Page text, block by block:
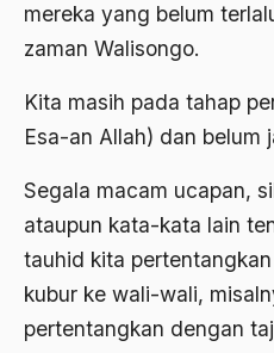
mereka yang belum
zaman Walisongo.
Kita masih pada tahap
Esa-an Allah) dan belum
Segala macam ucapan,
ataupun kata-kata lain
tauhid kita
kubur ke wali-wali,
pertentangkan dengan
1992
1991
1990
1988
1987
1986
1985
adat
Adat Ngada
Adat Siri
Adi Sasono
Adil dan Makmur
Adipati Unus